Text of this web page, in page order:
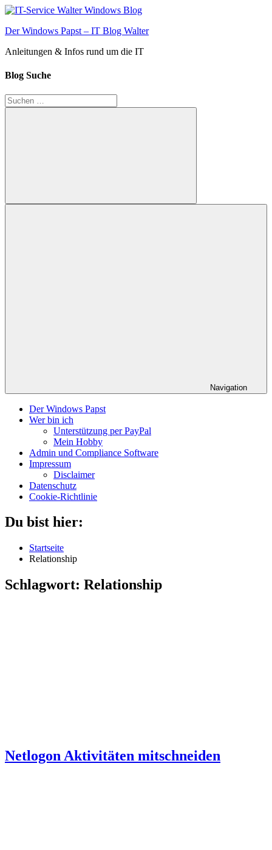
Zum
springen
Der Windows Papst – IT Blog Walter
Anleitungen & Infos rund um die IT
Blog Suche
Suchen
nach:
Suchen
Navigation
Der Windows Papst
Wer bin ich
Unterstützung per PayPal
Mein Hobby
Admin und Compliance Software
Impressum
Disclaimer
Datenschutz
Cookie-Richtlinie
Du bist hier:
Startseite
Relationship
Schlagwort: Relationship
Netlogon Aktivitäten mitschneiden